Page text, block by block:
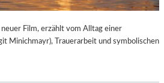
neuer Film, erzählt vom Alltag einer
Minichmayr), Trauerarbeit und symbolischen